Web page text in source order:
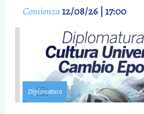
Comienza12/08/26 | 17:00
Diplomatura